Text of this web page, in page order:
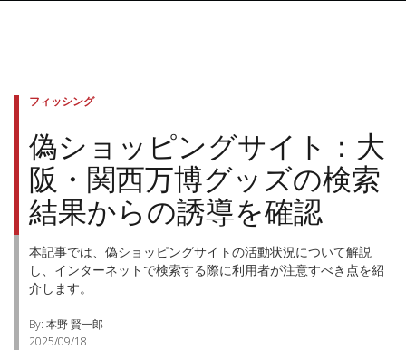
フィッシング
偽ショッピングサイト：大
阪・関西万博グッズの検索
結果からの誘導を確認
本記事では、偽ショッピングサイトの活動状況について解説
し、インターネットで検索する際に利用者が注意すべき点を紹
介します。
By: 本野 賢一郎
2025/09/18